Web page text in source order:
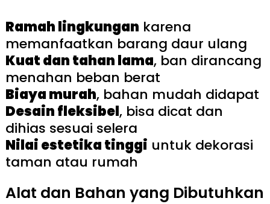
Ramah lingkungan karena
memanfaatkan barang daur ulang
Kuat dan tahan lama, ban dirancang
menahan beban berat
Biaya murah, bahan mudah didapat
Desain fleksibel, bisa dicat dan
dihias sesuai selera
Nilai estetika tinggi untuk dekorasi
taman atau rumah
Alat dan Bahan yang Dibutuhkan